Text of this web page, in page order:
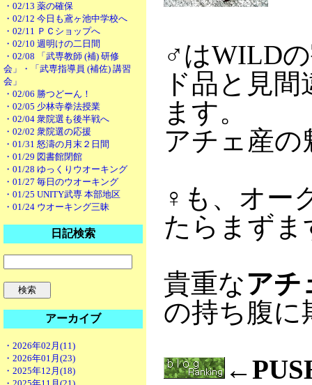
・02/13 薬の確保
・02/12 今日も鳶ヶ池中学校へ
・02/11 ＰＣショップへ
・02/10 週明けの二日間
・02/08 「武専教師 (補) 研修
会」・「武専指導員 (補佐) 講習
会」
・02/06 勝つどーん！
・02/05 少林寺拳法授業
・02/04 衆院選も後半戦へ
・02/02 衆院選の応援
・01/31 怒濤の月末２日間
・01/29 図書館閉館
・01/28 ゆっくりウオーキング
・01/27 毎日のウオーキング
・01/25 UNITY武専 本部地区
・01/24 ウオーキング三昧
日記検索
アーカイブ
・2026年02月(11)
・2026年01月(23)
・2025年12月(18)
♂はWILD
ド品と見
ます。
アチェ産
♀ も、オー
たらまず
貴重なアチ
の持ち腹